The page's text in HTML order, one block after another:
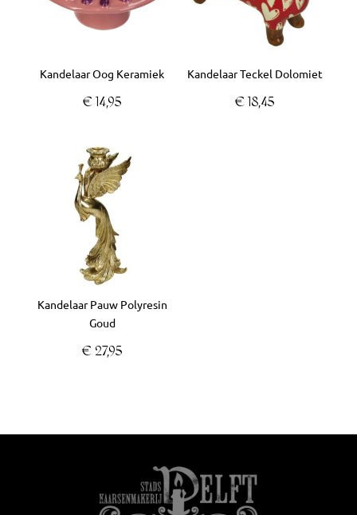
Kandelaar Oog Keramiek
€ 14,95
Kandelaar Teckel Dolomiet
€ 18,45
Kandelaar Pauw Polyresin
Goud
€ 27,95